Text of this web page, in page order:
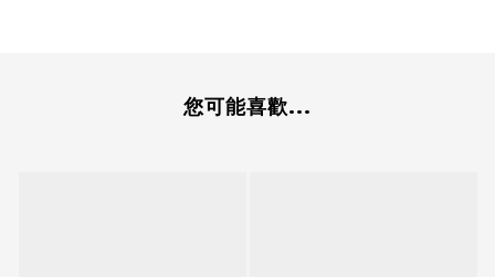
您可能喜歡...